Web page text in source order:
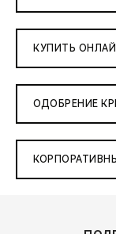
КУПИТЬ
ОДОБРЕНИЕ